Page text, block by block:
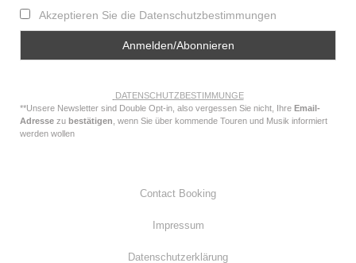
Akzeptieren Sie die Datenschutzbestimmungen
DATENSCHUTZBESTIMMUNGE
**Unsere Newsletter sind Double Opt-in, also vergessen Sie nicht, Ihre Email-
Adresse zu bestätigen , wenn Sie über kommende Touren und Musik informiert
werden wollen
Contact Booking
Impressum
Datenschutzerklärung